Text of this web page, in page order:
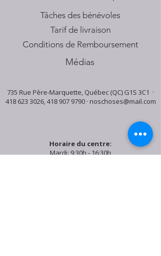
Tâches des bénévoles
Tarif de livraison
Conditions de Remboursement
Médias
735 Rue Père-Marquette, Québec (QC) G1S 3C1 ·
418 623 3026,418 907 9790· noschoses@mail.com
Horaire du centre:
Mardi: 9:30h - 16:30h